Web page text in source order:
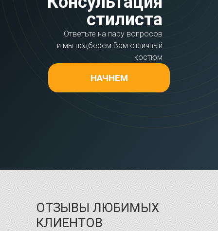
стилиста
Ответьте на пару вопросов
и мы подберем Вам отличный
костюм
НАЧНЕМ
ОТЗЫВЫ ЛЮБИМЫХ
КЛИЕНТОВ